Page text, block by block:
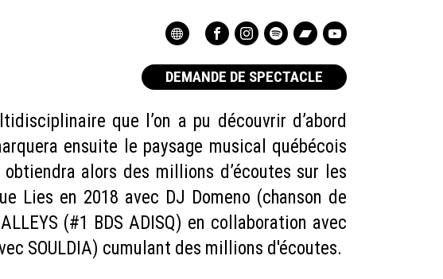
DEMANDE DE SPECTACLE
que l’on a pu découvrir d’abord
ensuite le paysage musical québécois
alors des millions d’écoutes sur les
Lies en 2018 avec DJ Domeno (chanson de
(#1 BDS ADISQ) en collaboration avec
SOULDIA) cumulant des millions d'écoutes.